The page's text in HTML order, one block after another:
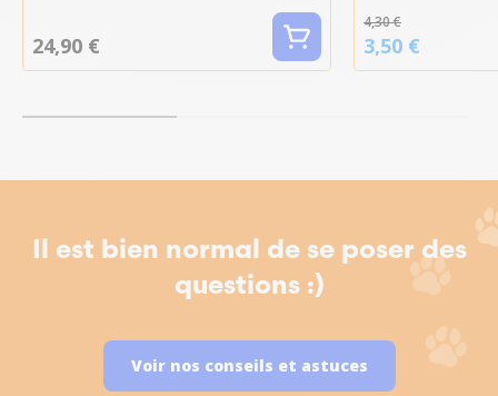
24,90 €
4,30 €
3,50 €
Il est bien normal de se poser des
questions :)
Voir nos conseils et astuces